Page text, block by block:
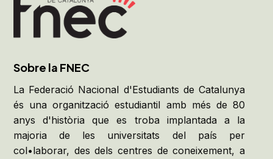
Sobre la FNEC
La Federació Nacional d'Estudiants de Catalunya
és una organització estudiantil amb més de 80
anys d'història que es troba implantada a la
majoria de les universitats del país per
col•laborar, des dels centres de coneixement, a